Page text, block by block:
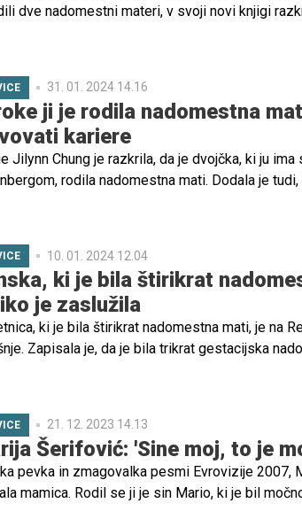
dve nadomestni materi, v svoji novi knjigi
31. 01. 2024 14.16
ji je rodila nadomestna
kariere
Jilynn Chung je razkrila, da je dvojčka, ki ju
rodila nadomestna mati. Dodala je
10. 01. 2024 12.04
ki je bila štirikrat
je zaslužila
ki je bila štirikrat nadomestna mati, je na
Zapisala je, da je bila trikrat gestacijska
21. 12. 2023 14.13
Šerifović: 'Sine moj, to je
pevka in zmagovalka pesmi Evrovizije 2007,
mamica. Rodil se ji je sin Mario, ki je bil